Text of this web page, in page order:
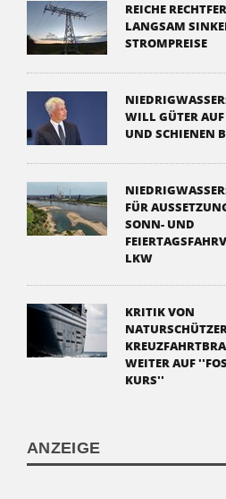
REICHE
LANGSAM
STROMPREISE
WILL GÜTER AUF
ND SCHIENEN
FÜR
SONN- UND
LKW
KRITIK VON
WEITER AUF
KURS''
ANZEIGE